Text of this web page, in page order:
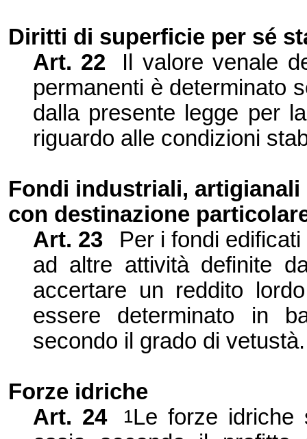
Diritti di superficie per sé
Art. 22
Il valore venale
permanenti è determinato
dalla presente legge per
riguardo alle condizioni
Fondi industriali, artigianali
con destinazione
Art. 23
Per i fondi
ad altre attività definite
accertare un reddito
essere determinato in
secondo il grado di vetustà.
Forze idriche
Art. 24
1Le forze idriche